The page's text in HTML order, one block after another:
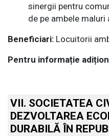
sinergii pentru
de pe ambele maluri
Beneficiari: Locuitorii
Pentru informație
VII. SOCIETATEA
DEZVOLTAREA
DURABILĂ ÎN